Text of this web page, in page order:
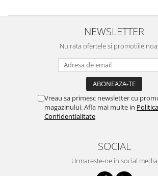
NEWSLETTER
Nu rata ofertele si promotiile
Vreau sa primesc newsletter cu
magazinului. Afla mai multe in
Confidentialitate
SOCIAL
Urmareste-ne in social media